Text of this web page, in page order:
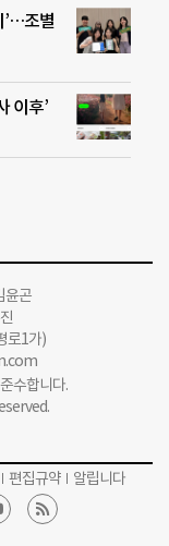
’…조별
이후’
윤곤
로1가)
수합니다.
편집규약 알립니다